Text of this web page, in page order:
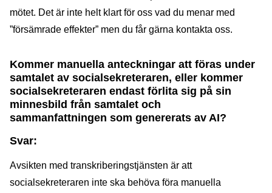
mötet. Det är inte helt klart för oss vad du menar med
”försämrade effekter” men du får gärna kontakta oss.
Kommer manuella anteckningar att föras under
samtalet av socialsekreteraren, eller kommer
socialsekreteraren endast förlita sig på sin
minnesbild från samtalet och
sammanfattningen som genererats av AI?
Svar:
Avsikten med transkriberingstjänsten är att
socialsekreteraren inte ska behöva föra manuella